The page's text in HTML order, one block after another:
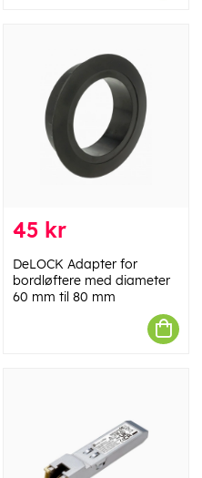
45 kr
DeLOCK Adapter for
bordløftere med diameter
60 mm til 80 mm